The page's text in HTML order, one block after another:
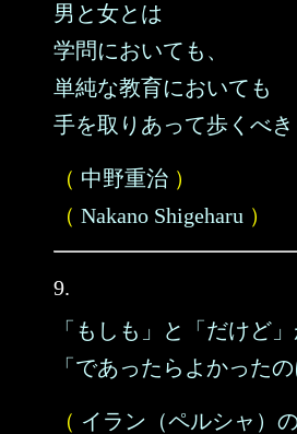
男と女とは
学問においても、
単純な教育においても
手を取りあって歩くべき
（ 中野重治 ）
（ Nakano Shigeharu ）
9.
「もしも」と「だけど
「であったらよかった
（ イラン（ペルシャ）